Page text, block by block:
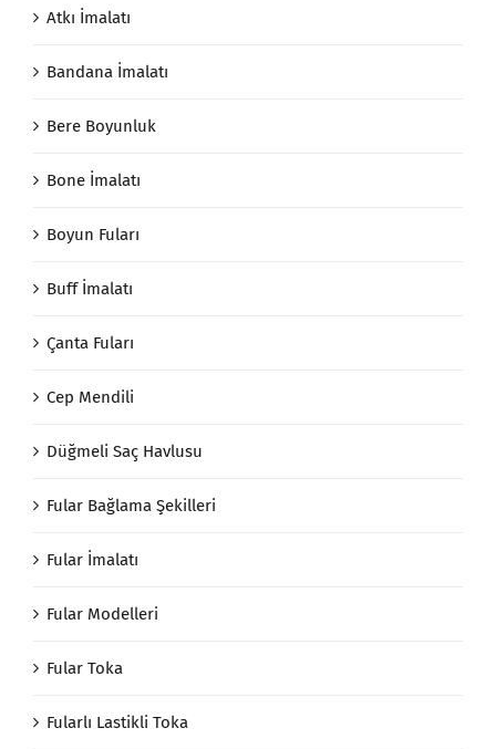
Atkı İmalatı
Bandana İmalatı
Bere Boyunluk
Bone İmalatı
Boyun Fuları
Buff İmalatı
Çanta Fuları
Cep Mendili
Düğmeli Saç Havlusu
Fular Bağlama Şekilleri
Fular İmalatı
Fular Modelleri
Fular Toka
Fularlı Lastikli Toka